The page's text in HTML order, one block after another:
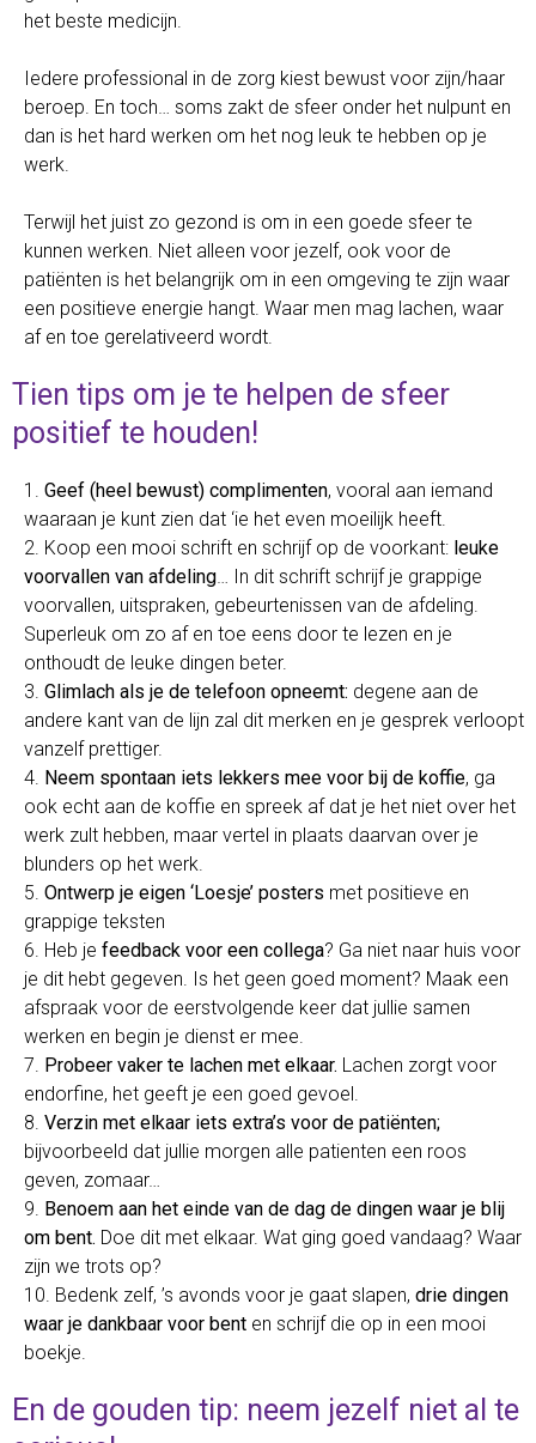
het beste medicijn.
Iedere professional in de zorg kiest bewust voor zijn/haar
beroep. En toch… soms zakt de sfeer onder het nulpunt en
dan is het hard werken om het nog leuk te hebben op je
werk.
Terwijl het juist zo gezond is om in een goede sfeer te
kunnen werken. Niet alleen voor jezelf, ook voor de
patiënten is het belangrijk om in een omgeving te zijn waar
een positieve energie hangt. Waar men mag lachen, waar
af en toe gerelativeerd wordt.
Tien tips om je te helpen de sfeer
positief te houden!
1. Geef (heel bewust) complimenten, vooral aan iemand
waaraan je kunt zien dat ‘ie het even moeilijk heeft.
2. Koop een mooi schrift en schrijf op de voorkant: leuke
voorvallen van afdeling … In dit schrift schrijf je grappige
voorvallen, uitspraken, gebeurtenissen van de afdeling.
Superleuk om zo af en toe eens door te lezen en je
onthoudt de leuke dingen beter.
3. Glimlach als je de telefoon opneemt: degene aan de
andere kant van de lijn zal dit merken en je gesprek verloopt
vanzelf prettiger.
4. Neem spontaan iets lekkers mee voor bij de koffie, ga
ook echt aan de koffie en spreek af dat je het niet over het
werk zult hebben, maar vertel in plaats daarvan over je
blunders op het werk.
5. Ontwerp je eigen ‘Loesje’ posters met positieve en
grappige teksten
6. Heb je feedback voor een collega? Ga niet naar huis voor
je dit hebt gegeven. Is het geen goed moment? Maak een
afspraak voor de eerstvolgende keer dat jullie samen
werken en begin je dienst er mee.
7. Probeer vaker te lachen met elkaar. Lachen zorgt voor
endorfine, het geeft je een goed gevoel.
8. Verzin met elkaar iets extra’s voor de patiënten;
bijvoorbeeld dat jullie morgen alle patienten een roos
geven, zomaar…
9. Benoem aan het einde van de dag de dingen waar je blij
om bent. Doe dit met elkaar. Wat ging goed vandaag? Waar
zijn we trots op?
10. Bedenk zelf, ’s avonds voor je gaat slapen, drie dingen
waar je dankbaar voor bent en schrijf die op in een mooi
boekje.
En de gouden tip: neem jezelf niet al te